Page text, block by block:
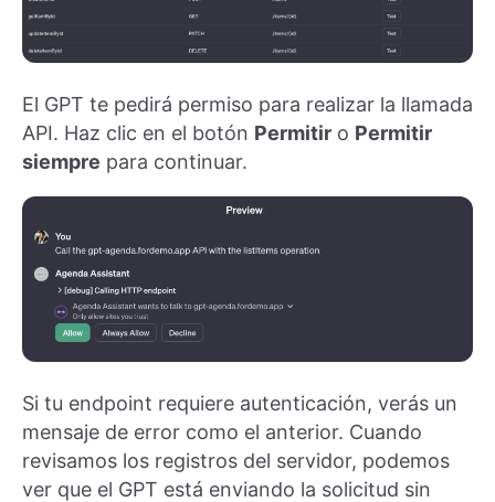
El GPT te pedirá permiso para realizar la llamada
API. Haz clic en el botón Permitir o Permitir
siempre para continuar.
Si tu endpoint requiere autenticación, verás un
mensaje de error como el anterior. Cuando
revisamos los registros del servidor, podemos
ver que el GPT está enviando la solicitud sin